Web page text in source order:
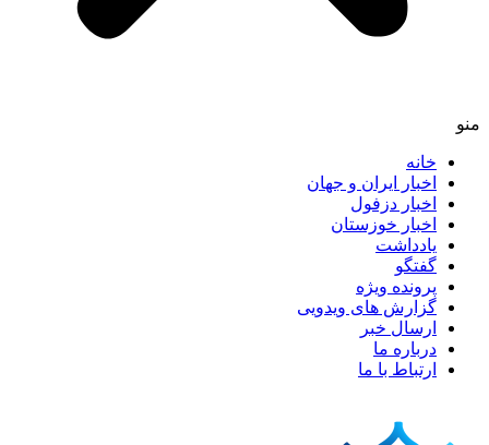
منو
خانه
اخبار ایران و جهان
اخبار دزفول
اخبار خوزستان
یادداشت
گفتگو
پرونده ویژه
گزارش های ویدویی
ارسال خبر
درباره ما
ارتباط با ما